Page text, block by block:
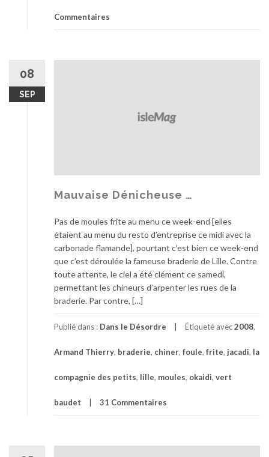
t
e
A
n
a
q
u
e
?
?
Commentaires
08
SEP
Mauvaise Dénicheuse …
Pas de moules frite au menu ce week-end [elles
étaient au menu du resto d’entreprise ce midi avec la
carbonade flamande], pourtant c’est bien ce week-end
que c’est déroulée la fameuse braderie de Lille. Contre
toute attente, le ciel a été clément ce samedi,
permettant les chineurs d’arpenter les rues de la
braderie. Par contre, […]
Publié dans : Dans le Désordre Étiqueté avec2008,
Armand Thierry, braderie, chiner, foule, frite, jacadi, la
compagnie des petits, lille, moules, okaidi, vert
baudet 31 Commentaires